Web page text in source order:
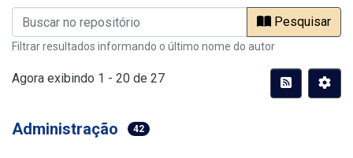
Pesquisar
Filtrar resultados informando o último nome do autor
Agora exibindo 1 - 20 de 27
Administração 42